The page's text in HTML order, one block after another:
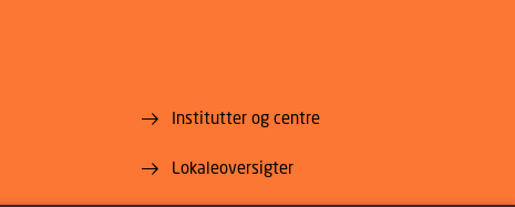
Institutter og centre
Lokaleoversigter